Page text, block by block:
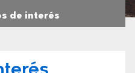
de interés